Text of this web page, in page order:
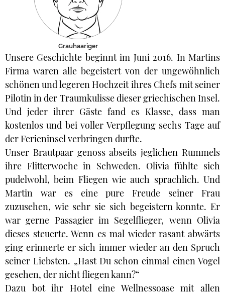
Grauhaariger
Unsere Geschichte beginnt im Juni 2016. In Martins
Firma waren alle begeistert von der ungewöhnlich
schönen und legeren Hochzeit ihres Chefs mit seiner
Pilotin in der Traumkulisse dieser griechischen Insel.
Und jeder ihrer Gäste fand es Klasse, dass man
kostenlos und bei voller Verpflegung sechs Tage auf
der Ferieninsel verbringen durfte.
Unser Brautpaar genoss abseits jeglichen Rummels
ihre Flitterwoche in Schweden. Olivia fühlte sich
pudelwohl, beim Fliegen wie auch sprachlich. Und
Martin war es eine pure Freude seiner Frau
zuzusehen, wie sehr sie sich begeistern konnte. Er
war gerne Passagier im Segelflieger, wenn Olivia
dieses steuerte. Wenn es mal wieder rasant abwärts
ging erinnerte er sich immer wieder an den Spruch
seiner Liebsten. „Hast Du schon einmal einen Vogel
gesehen, der nicht fliegen kann?“
Dazu bot ihr Hotel eine Wellnessoase mit allen